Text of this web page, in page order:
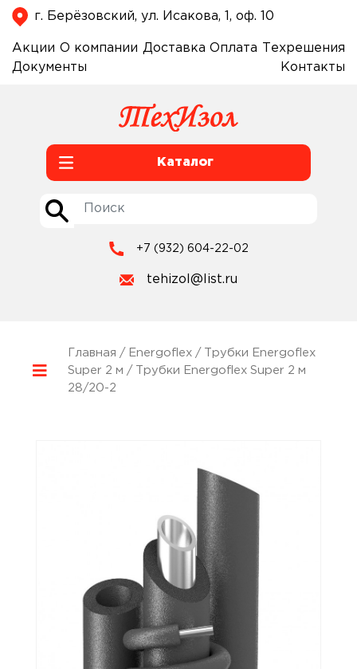
г. Берёзовский, ул. Исакова, 1, оф. 10
Акции О компании Доставка Оплата
Техрешения
Документы
Контакты
Каталог
+7 (932) 604-22-02
tehizol@list.ru
Главная / Energoflex/
Трубки Energoflex
Super 2 м / Трубки Energoflex Super 2 м
28/20-2